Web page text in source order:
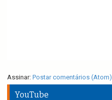
Assinar: Postar comentários (Atom)
YouTube